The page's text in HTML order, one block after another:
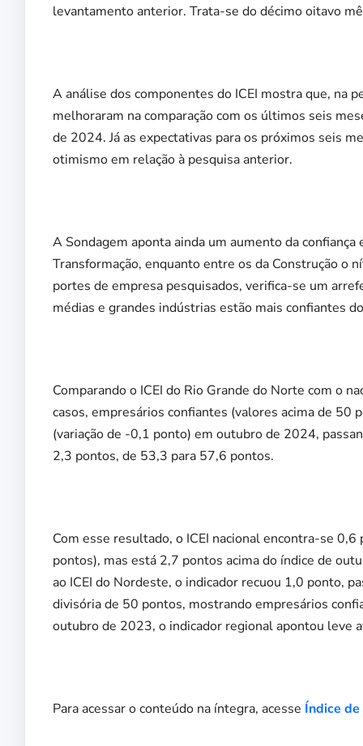
levantamento anterior. Trata-se do décimo oitavo
A análise dos componentes do ICEI mostra que, na
melhoraram na comparação com os últimos seis
de 2024. Já as expectativas para os próximos seis
otimismo em relação à pesquisa anterior.
A Sondagem aponta ainda um aumento da
Transformação, enquanto entre os da Construção o
portes de empresa pesquisados, verifica-se um
médias e grandes indústrias estão mais confiantes
Comparando o ICEI do Rio Grande do Norte com o
casos, empresários confiantes (valores acima de 50
(variação de -0,1 ponto) em outubro de 2024,
2,3 pontos, de 53,3 para 57,6 pontos.
Com esse resultado, o ICEI nacional encontra-se
pontos), mas está 2,7 pontos acima do índice de
ao ICEI do Nordeste, o indicador recuou 1,0 ponto,
divisória de 50 pontos, mostrando empresários
outubro de 2023, o indicador regional apontou leve
Para acessar o conteúdo na íntegra, acesse Índice